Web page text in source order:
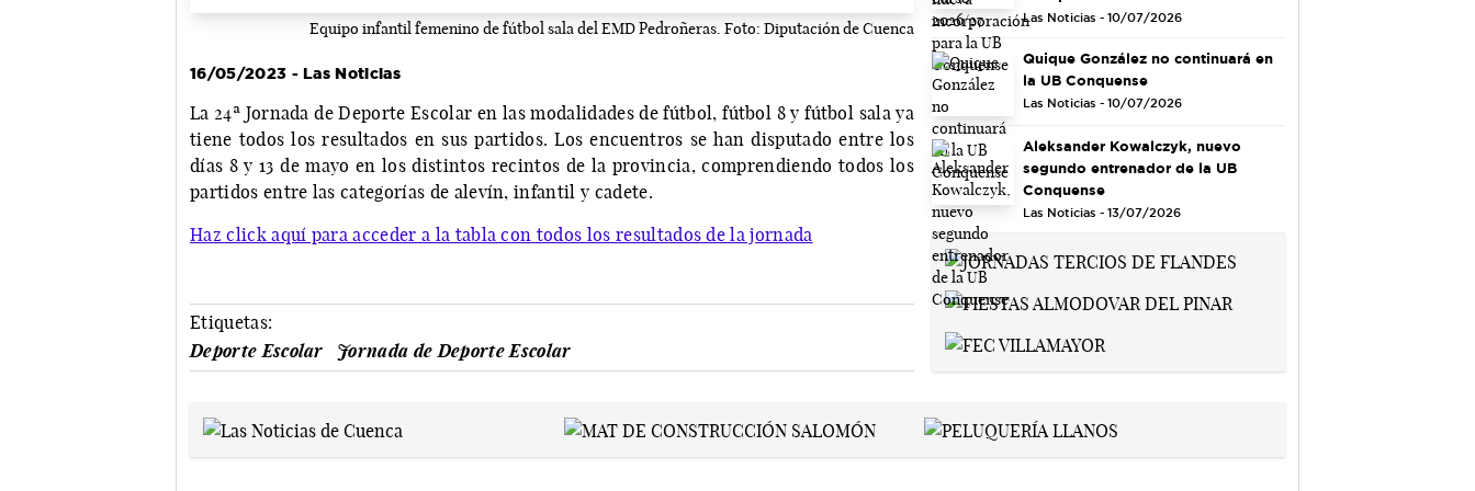
Equipo infantil femenino de fútbol sala del EMD Pedroñeras. Foto: Diputación de Cuenca
16/05/2023 - Las Noticias
La 24ª Jornada de Deporte Escolar en las modalidades de fútbol, fútbol 8 y fútbol sala ya
tiene todos los resultados en sus partidos. Los encuentros se han disputado entre los
días 8 y 13 de mayo en los distintos recintos de la provincia, comprendiendo todos los
partidos entre las categorías de alevín, infantil y cadete.
Haz click aquí para acceder a la tabla con todos los resultados de la jornada
Etiquetas:
Deporte Escolar
Jornada de Deporte Escolar
Las Noticias - 10/07/2026
Quique González no continuará en
la UB Conquense
Las Noticias - 10/07/2026
Aleksander Kowalczyk, nuevo
segundo entrenador de la UB
Conquense
Las Noticias - 13/07/2026